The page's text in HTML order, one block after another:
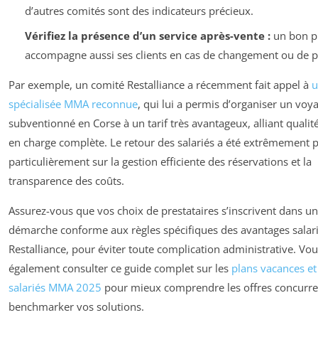
d’autres comités sont des indicateurs précieux.
Vérifiez la présence d’un service après-vente :un bon
accompagne aussi ses clients en cas de changement ou de
Par exemple, un comité Restalliance a récemment fait appel à
spécialisée MMA reconnue, qui lui a permis d’organiser un
subventionné en Corse à un tarif très avantageux, alliant
en charge complète. Le retour des salariés a été extrêmement
particulièrement sur la gestion efficiente des réservations et la
transparence des coûts.
Assurez-vous que vos choix de prestataires s’inscrivent dans
démarche conforme aux règles spécifiques des avantages
Restalliance, pour éviter toute complication administrative.
également consulter ce guide complet sur les plans vacances
salariés MMA 2025 pour mieux comprendre les offres
benchmarker vos solutions.